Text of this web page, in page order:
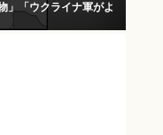
」「ウクライナ軍がよ